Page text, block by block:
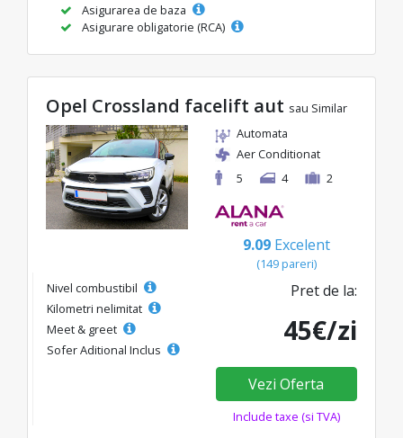
Asigurarea de baza
Asigurare obligatorie (RCA)
Opel Crossland facelift aut sau Similar
Automata
Aer Conditionat
5
4 2
9.09 Excelent
(149 pareri)
Nivel combustibil
Kilometri nelimitat
Meet & greet
Sofer Aditional Inclus
Pret de la:
45€/zi
Vezi Oferta
Include taxe (si TVA)